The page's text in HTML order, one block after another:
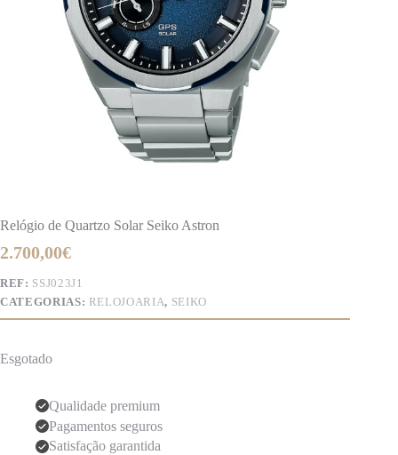
Relógio de Quartzo Solar Seiko Astron
2.700,00€
REF: SSJ023J1
CATEGORIAS: RELOJOARIA, SEIKO
Esgotado
Qualidade premium
Pagamentos seguros
Satisfação garantida